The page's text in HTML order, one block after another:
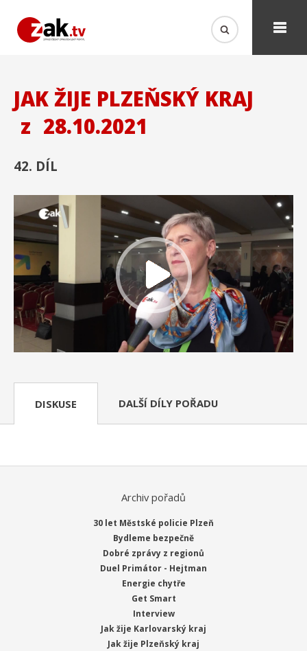
JAK ŽIJE PLZEŇSKÝ KRAJ
z 28.10.2021
42. DÍL
DISKUSE DALŠÍ DÍLY POŘADU
Archiv pořadů
30 let Městské policie Plzeň
Bydleme bezpečně
Dobré zprávy z regionů
Duel Primátor - Hejtman
Energie chytře
Get Smart
Interview
Jak žije Karlovarský kraj
Jak žije Plzeňský kraj